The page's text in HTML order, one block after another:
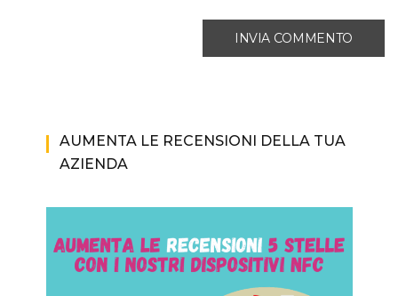
AUMENTA LE RECENSIONI DELLA TUA
AZIENDA